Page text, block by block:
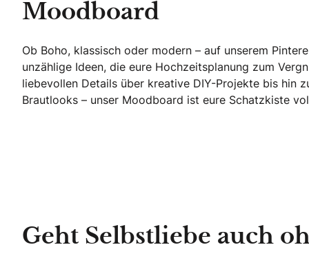
Moodboard
Ob Boho, klassisch oder modern – auf unserem
unzählige Ideen, die eure Hochzeitsplanung zum
liebevollen Details über kreative DIY-Projekte bis hin
Brautlooks – unser Moodboard ist eure Schatzkiste
Geht Selbstliebe auch